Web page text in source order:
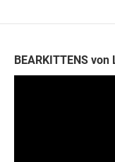
BEARKITTENS